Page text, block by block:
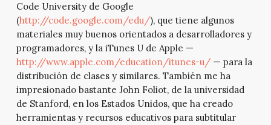
Code University de Google
(http://code.google.com/edu/), que tiene algunos
materiales muy buenos orientados a desarrolladores y
programadores, y la iTunes U de Apple —
http://www.apple.com/education/itunes-u/— para la
distribución de clases y similares. También me ha
impresionado bastante John Foliot, de la universidad
de Stanford, en los Estados Unidos, que ha creado
herramientas y recursos educativos para subtitular